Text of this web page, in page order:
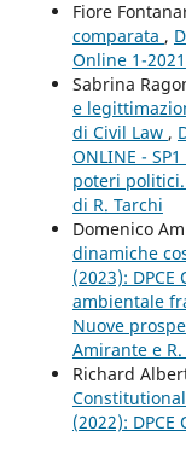
Fiore
comparata ,
Online 1-2021
Sabrina
e
di Civil Law ,
ONLINE -
poteri
di R. Tarchi
Domenico
dinamiche
(2023):
ambientale
Nuove
Amirante e R.
Richard
(2022):